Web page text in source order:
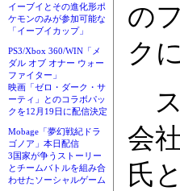
イーブイとその進化形ポ
ケモンのみが参加可能な
「イーブイカップ」
PS3/Xbox 360/WIN「メ
ダル オブ オナー ウォー
ファイター」
映画「ゼロ・ダーク・サ
ーティ」とのコラボパッ
クを12月19日に配信決定
Mobage「夢幻戦紀ドラ
ゴノア」本日配信
3国家が争うストーリー
とチームバトルを組み合
わせたソーシャルゲーム
の
ク
ス
会
氏